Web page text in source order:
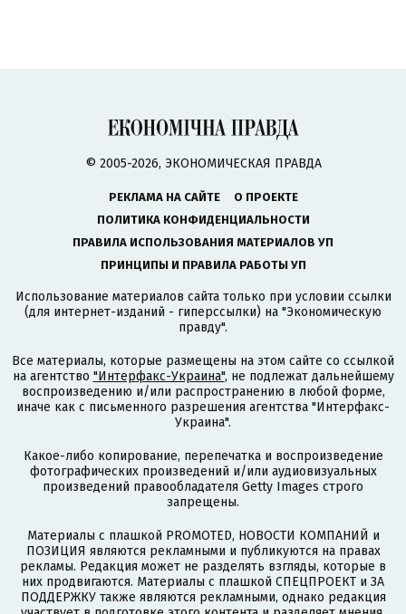
© 2005-2026, ЭКОНОМИЧЕСКАЯ ПРАВДА
РЕКЛАМА НА САЙТЕ
О ПРОЕКТЕ
ПОЛИТИКА КОНФИДЕНЦИАЛЬНОСТИ
ПРАВИЛА ИСПОЛЬЗОВАНИЯ МАТЕРИАЛОВ УП
ПРИНЦИПЫ И ПРАВИЛА РАБОТЫ УП
Использование материалов сайта только при условии ссылки
(для интернет-изданий - гиперссылки) на "Экономическую
правду".
Все материалы, которые размещены на этом сайте со ссылкой
на агентство "Интерфакс-Украина", не подлежат дальнейшему
воспроизведению и/или распространению в любой форме,
иначе как с письменного разрешения агентства "Интерфакс-
Украина".
Какое-либо копирование, перепечатка и воспроизведение
фотографических произведений и/или аудиовизуальных
произведений правообладателя Getty Images строго
запрещены.
Материалы с плашкой PROMOTED, НОВОСТИ КОМПАНИЙ и
ПОЗИЦИЯ являются рекламными и публикуются на правах
рекламы. Редакция может не разделять взгляды, которые в
них продвигаются. Материалы с плашкой СПЕЦПРОЕКТ и ЗА
ПОДДЕРЖКУ также являются рекламными, однако редакция